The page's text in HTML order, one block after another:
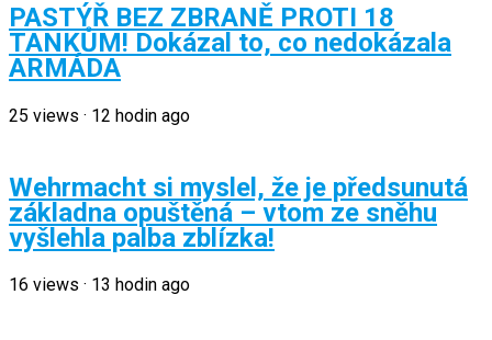
PASTÝŘ BEZ ZBRANĚ PROTI 18
TANKŮM! Dokázal to, co nedokázala
ARMÁDA
25 views · 12 hodin ago
Wehrmacht si myslel, že je předsunutá
základna opuštěná – vtom ze sněhu
vyšlehla palba zblízka!
16 views · 13 hodin ago